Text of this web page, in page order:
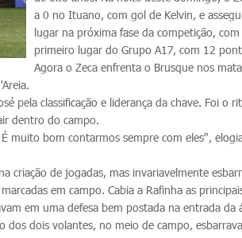
a 0 no Ituano, com gol de Kelvin, e
lugar na próxima fase da competição,
primeiro lugar do Grupo A17, com 12
Agora o Zeca enfrenta o Brusque nos
pela classificação e liderança da chave. Foi o
dentro do campo.
muito bom contarmos sempre com eles",
criação de jogadas, mas invariavelmente
em campo. Cabia a Rafinha as
em uma defesa bem postada na entrada da
dos dois volantes, no meio de campo,